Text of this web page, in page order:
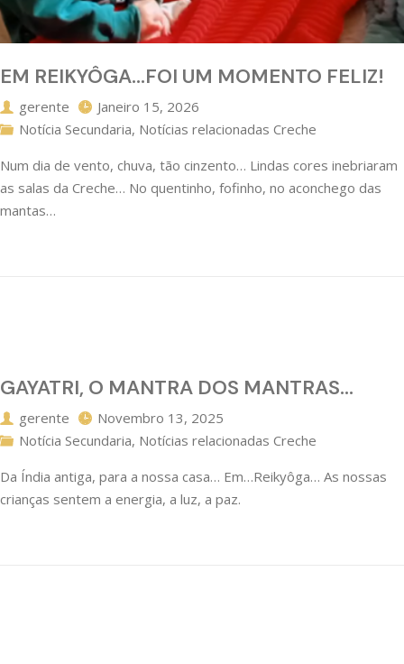
EM REIKYÔGA…FOI UM MOMENTO FELIZ!
gerente
Janeiro 15, 2026
Notícia Secundaria, Notícias relacionadas Creche
Num dia de vento, chuva, tão cinzento… Lindas cores inebriaram
as salas da Creche… No quentinho, fofinho, no aconchego das
mantas…
GAYATRI, O MANTRA DOS MANTRAS…
gerente
Novembro 13, 2025
Notícia Secundaria, Notícias relacionadas Creche
Da Índia antiga, para a nossa casa… Em…Reikyôga… As nossas
crianças sentem a energia, a luz, a paz.